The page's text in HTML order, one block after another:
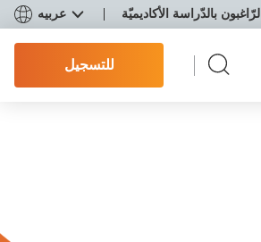
الرّاغبون بالدّراسة الأكاديميّة عربيه
للتسجيل